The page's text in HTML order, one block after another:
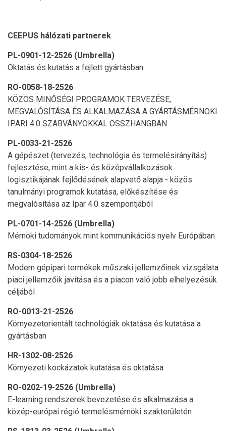
CEEPUS hálózati partnerek
PL-0901-12-2526 (Umbrella)
Oktatás és kutatás a fejlett gyártásban
RO-0058-18-2526
KÖZÖS MINŐSÉGI PROGRAMOK TERVEZÉSE,
MEGVALÓSÍTÁSA ÉS ALKALMAZÁSA A GYÁRTÁSMÉRNÖKI
IPARI 4.0 SZABVÁNYOKKAL ÖSSZHANGBAN
PL-0033-21-2526
A gépészet (tervezés, technológia és termelésirányítás)
fejlesztése, mint a kis- és középvállalkozások
logisztikájának fejlődésének alapvető alapja - közös
tanulmányi programok kutatása, előkészítése és
megvalósítása az Ipar 4.0 szempontjából
PL-0701-14-2526 (Umbrella)
Mérnöki tudományok mint kommunikációs nyelv Európában
RS-0304-18-2526
Modern gépipari termékek műszaki jellemzőinek vizsgálata
piaci jellemzőik javítása és a piacon való jobb elhelyezésük
céljából
RO-0013-21-2526
Környezetorientált technológiák oktatása és kutatása a
gyártásban
HR-1302-08-2526
Környezeti kockázatok kutatása és oktatása
RO-0202-19-2526 (Umbrella)
E-learning rendszerek bevezetése és alkalmazása a
közép-európai régió termelésmérnöki szakterületén